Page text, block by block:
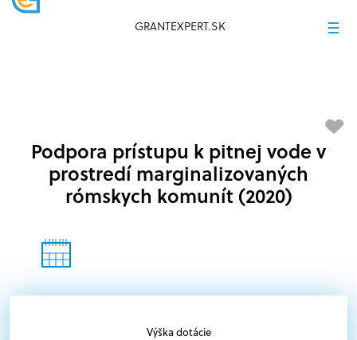
GRANTEXPERT.SK
Výška dotácie
Podpora prístupu k pitnej vode v
prostredí marginalizovaných
rómskych komunít (2020)